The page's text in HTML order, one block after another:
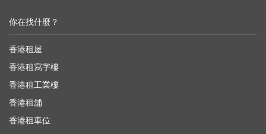
你在找什麼？
香港租屋
香港租寫字樓
香港租工業樓
香港租舖
香港租車位